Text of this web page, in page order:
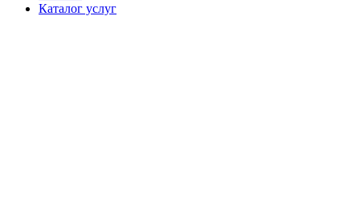
Каталог услуг